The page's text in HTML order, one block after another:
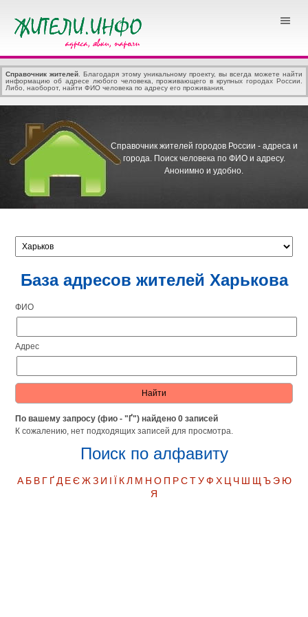
Справочник жителей . Благодаря этому уникальному проекту, вы всегда можете найти
информацию об адресе любого человека, проживающего в крупных городах России.
Либо, наоборот, найти ФИО человека по адресу его проживания.
Справочник жителей городов России - адреса и
города. Поиск человека по ФИО и адресу.
Анонимно и удобно.
База адресов жителей Харькова
ФИО
Адрес
По вашему запросу (фио - "Ґ") найдено 0 записей
К сожалению, нет подходящих записей для просмотра.
Поиск по алфавиту
А Б В Г Ґ Д Е Є Ж З И І Ї К Л М Н О П Р С Т У Ф Х Ц Ч Ш Щ Ъ Э Ю
Я